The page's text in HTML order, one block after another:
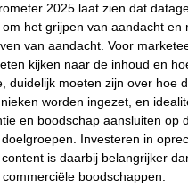
2025 laat zien dat
het grijpen van aandacht en
van aandacht. Voor
kijken naar de inhoud en
duidelijk moeten zijn over hoe
worden ingezet, en
en boodschap aansluiten op
Investeren in
is daarbij belangrijker
boodschappen.